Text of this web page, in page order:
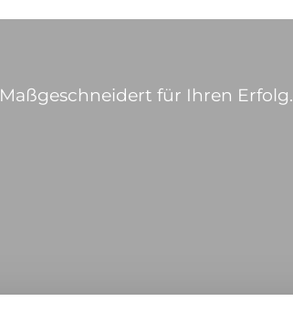
Maßgeschneidert für Ihren Erfolg.